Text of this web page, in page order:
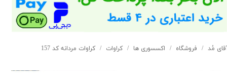
مُد فروشگاه اکسسوری ها کراوات کراوات مردانه کد 157